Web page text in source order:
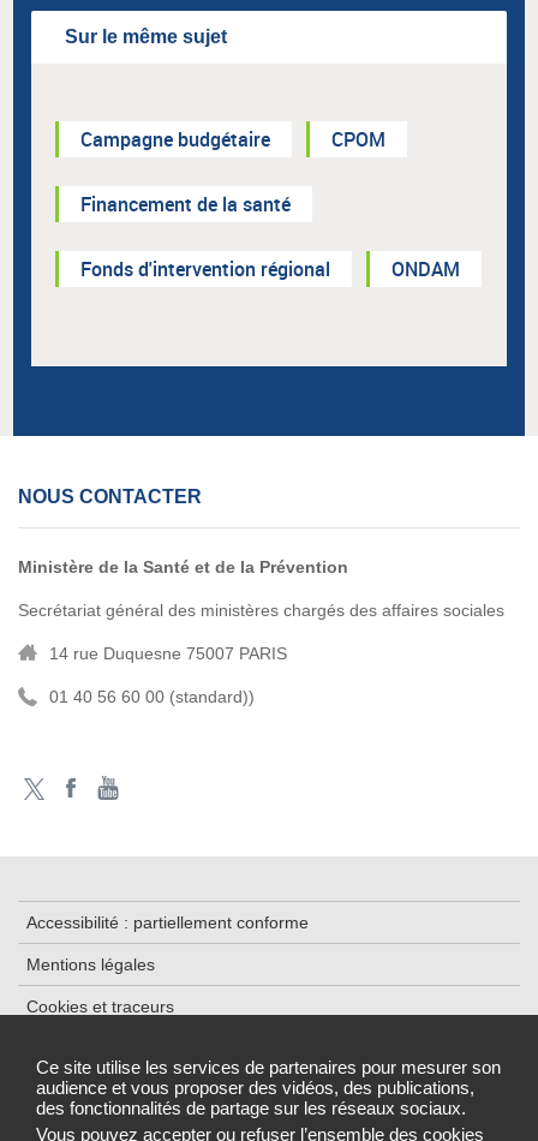
Ce site utilise les services de partenaires pour mesurer son
audience et vous proposer des vidéos, des publications,
des fonctionnalités de partage sur les réseaux sociaux.
Vous pouvez accepter ou refuser l’ensemble des cookies
Sur le même sujet
Campagne budgétaire CPOM
Financement de la santé
Fonds d'intervention régional ONDAM
NOUS CONTACTER
Ministère de la Santé et de la Prévention
Secrétariat général des ministères chargés des affaires sociales
14 rue Duquesne 75007 PARIS
01 40 56 60 00 (standard))
Accessibilité : partiellement conforme
Mentions légales
Cookies et traceurs
Données personnelles
Gestion des cookies